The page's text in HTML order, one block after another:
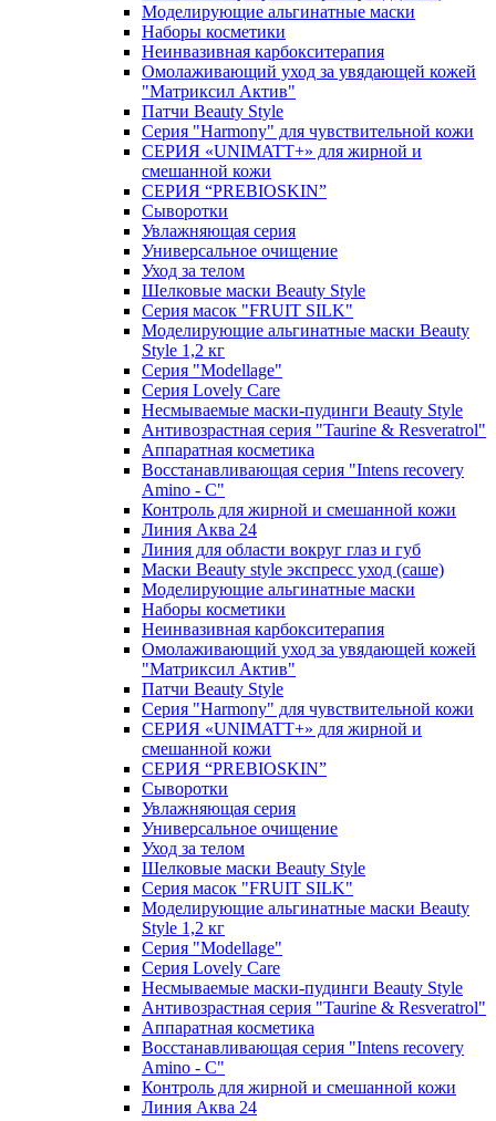
Моделирующие альгинатные маски
Наборы косметики
Неинвазивная карбокситерапия
Омолаживающий уход за увядающей кожей
"Матриксил Актив"
Патчи Beauty Style
Серия "Harmony" для чувствительной кожи
СЕРИЯ «UNIMATT+» для жирной и
смешанной кожи
СЕРИЯ “PREBIOSKIN”
Сыворотки
Увлажняющая серия
Универсальное очищение
Уход за телом
Шелковые маски Beauty Style
Серия масок "FRUIT SILK"
Моделирующие альгинатные маски Beauty
Style 1,2 кг
Серия "Modellage"
Cерия Lovely Care
Несмываемые маски-пудинги Beauty Style
Антивозрастная серия "Taurine & Resveratrol"
Аппаратная косметика
Восстанавливающая серия "Intens recovery
Amino - C"
Контроль для жирной и смешанной кожи
Линия Аква 24
Линия для области вокруг глаз и губ
Маски Beauty style экспресс уход (саше)
Моделирующие альгинатные маски
Наборы косметики
Неинвазивная карбокситерапия
Омолаживающий уход за увядающей кожей
"Матриксил Актив"
Патчи Beauty Style
Серия "Harmony" для чувствительной кожи
СЕРИЯ «UNIMATT+» для жирной и
смешанной кожи
СЕРИЯ “PREBIOSKIN”
Сыворотки
Увлажняющая серия
Универсальное очищение
Уход за телом
Шелковые маски Beauty Style
Серия масок "FRUIT SILK"
Моделирующие альгинатные маски Beauty
Style 1,2 кг
Серия "Modellage"
Cерия Lovely Care
Несмываемые маски-пудинги Beauty Style
Антивозрастная серия "Taurine & Resveratrol"
Аппаратная косметика
Восстанавливающая серия "Intens recovery
Amino - C"
Контроль для жирной и смешанной кожи
Линия Аква 24